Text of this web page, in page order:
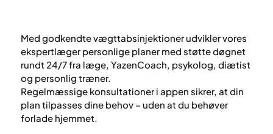
Med godkendte vægttabsinjektioner udvikler vores
ekspertlæger personlige planer med støtte døgnet
rundt 24/7 fra læge, YazenCoach, psykolog, diætist
og personlig træner.
Regelmæssige konsultationer i appen sikrer, at din
plan tilpasses dine behov – uden at du behøver
forlade hjemmet.